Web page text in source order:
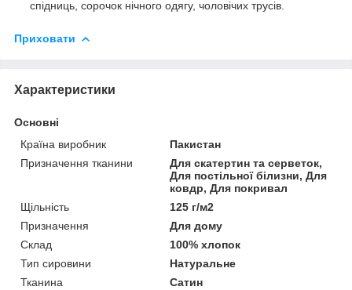
спідниць, сорочок нічного одягу, чоловічих трусів.
Приховати
Характеристики
Основні
Країна виробник
Пакистан
Призначення тканини
Для скатертин та серветок,
Для постільної білизни, Для
ковдр, Для покривал
Щільність
125 г/м2
Призначення
Для дому
Склад
100% хлопок
Тип сировини
Натуральне
Тканина
Сатин